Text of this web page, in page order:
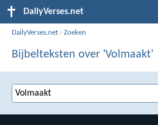
DailyVerses.net
DailyVerses.net ›Zoeken
Bijbelteksten over 'Volmaakt'